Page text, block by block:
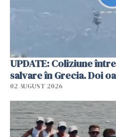
UPDATE: Coliziune
salvare în Grecia. Doi
02 AUGUST 2026